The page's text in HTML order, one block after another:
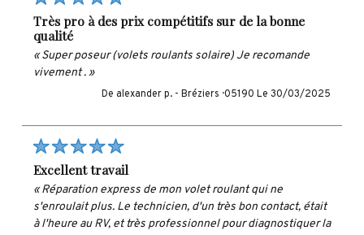
très pro à des prix compétitifs sur de la bonne
qualité
« Super poseur (volets roulants solaire) Je recomande
vivement . »
De alexander p. - Bréziers · 05190 Le 30/03/2025
excellent travail
« Réparation express de mon volet roulant qui ne
s'enroulait plus. Le technicien, d'un très bon contact, était
à l'heure au RV, et très professionnel pour diagnostiquer la